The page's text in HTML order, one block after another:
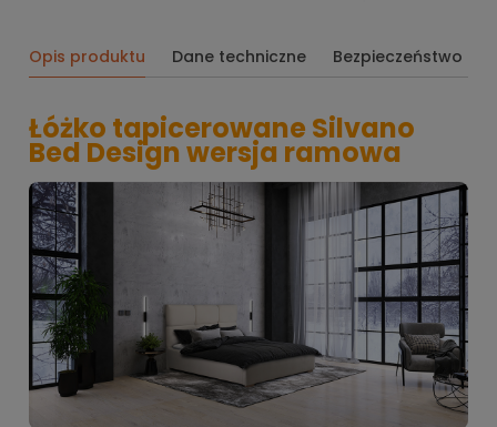
Opis produktu Dane techniczne Bezpieczeństwo
Łóżko tapicerowane Silvano
Bed Design wersja ramowa